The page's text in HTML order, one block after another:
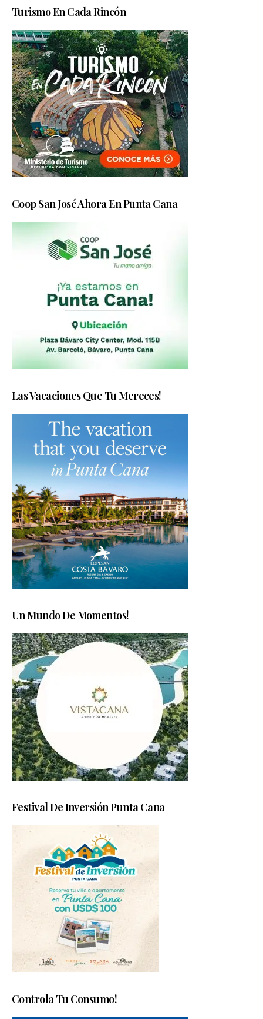
Turismo En Cada Rincón
Coop San José Ahora En Punta Cana
Las Vacaciones Que Tu Mereces!
Un Mundo De Momentos!
Festival De Inversión Punta Cana
Controla Tu Consumo!